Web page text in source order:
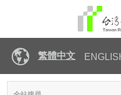
繁體中文